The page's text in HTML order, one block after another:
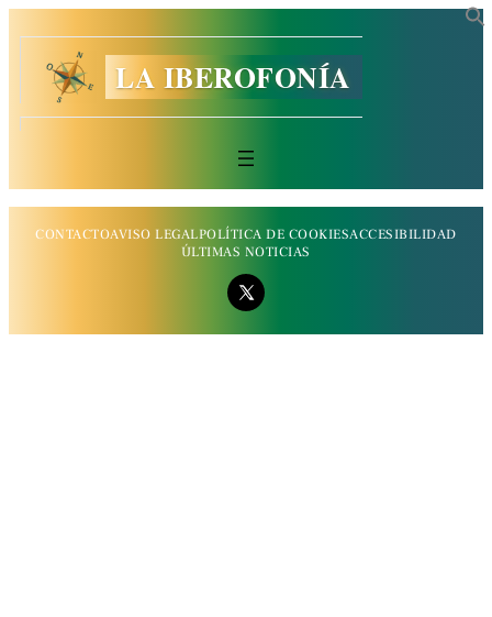
LA IBEROFONÍA
CONTACTOAVISO LEGALPOLÍTICA DE COOKIESACCESIBILIDAD
ÚLTIMAS NOTICIAS